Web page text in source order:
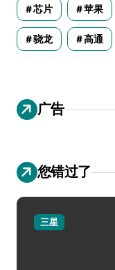
芯片 苹果
骁龙 高通
广告
您错过了
三星